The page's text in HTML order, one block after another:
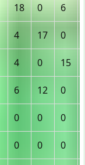
18 0 6
4 17 0
4 0 15
6 12 0
0 0 0
0 0 0